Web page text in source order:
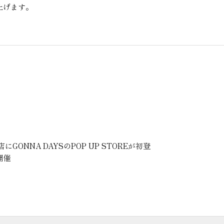
ます。
にGONNA DAYSのPOP UP STOREが初登
催